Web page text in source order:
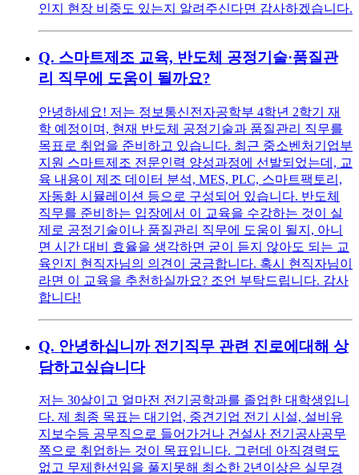
인지 현장 비중도 있는지 알려주신다면 감사하겠습니다.
Q. 스마트제조 교육, 반도체 공정기술·품질관
리 직무에 도움이 될까요?
안녕하세요! 저는 정보통신전자공학부 4학년 2학기 재
학 예정이며, 현재 반도체 공정기술과 품질관리 직무를
목표로 취업을 준비하고 있습니다. 최근 중소벤처기업부
지원 스마트제조 전문인력 양성과정에 선발되었는데, 교
육 내용이 제조 데이터 분석, MES, PLC, 스마트팩토리,
자동화 시뮬레이션 등으로 구성되어 있습니다. 반도체
직무를 준비하는 입장에서 이 교육을 수강하는 것이 실
제로 공정기술이나 품질관리 직무에 도움이 될지, 아니
면 시간 대비 효율을 생각하면 굳이 듣지 않아도 되는 교
육인지 현직자님의 의견이 궁금합니다. 혹시 현직자님이
라면 이 교육을 추천하실까요? 조언 부탁드립니다. 감사
합니다!
Q. 안녕하십니까 전기직무 관련 진로에대해 상
담하고싶습니다
저는 30살이고 얼마전 전기공학과를 졸업한 대학생입니
다. 제 최종 목표는 대기업, 중견기업 전기 시설, 설비유
지보수등 공무직으로 들어가거나 건설사 전기공사공무
쪽으로 취업하는 것이 목표입니다. 그런데 아직경력도
없고 무제한선임을 풀지못해 최소한 2년이상은 실무경